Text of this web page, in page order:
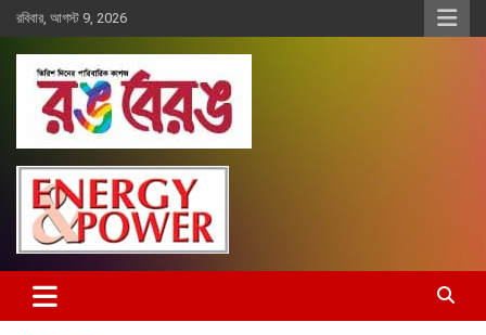
Skip
to
content
রবিবার, আগস্ট 9, 2026
রঙ বেরঙ